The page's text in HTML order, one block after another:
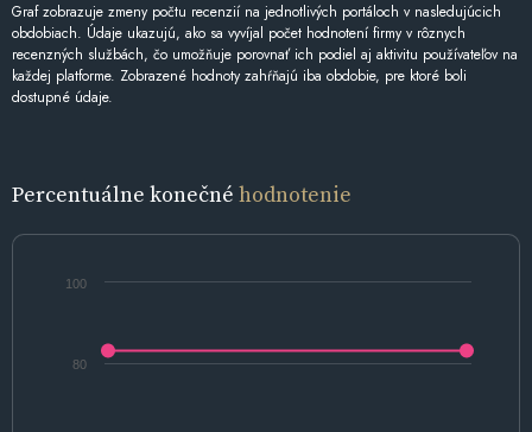
Graf zobrazuje zmeny počtu recenzií na jednotlivých portáloch v nasledujúcich
obdobiach. Údaje ukazujú, ako sa vyvíjal počet hodnotení firmy v rôznych
recenzných službách, čo umožňuje porovnať ich podiel aj aktivitu používateľov na
každej platforme. Zobrazené hodnoty zahŕňajú iba obdobie, pre ktoré boli
dostupné údaje.
Percentuálne konečné hodnotenie
80
100